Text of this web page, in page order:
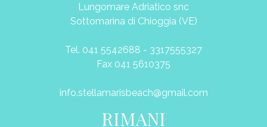
Lungomare Adriatico snc
Sottomarina di Chioggia (VE)
Tel. 041 5542688 - 3317555327
Fax 041 5610375
info.stellamarisbeach@gmail.com
RIMANI